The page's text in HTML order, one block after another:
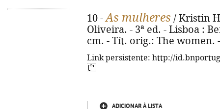
10 -As mulheres / Kristin
Oliveira. - 3ª ed. - Lisboa :
cm. - Tít. orig.: The women.
Link persistente: http://
ADICIONAR À LISTA